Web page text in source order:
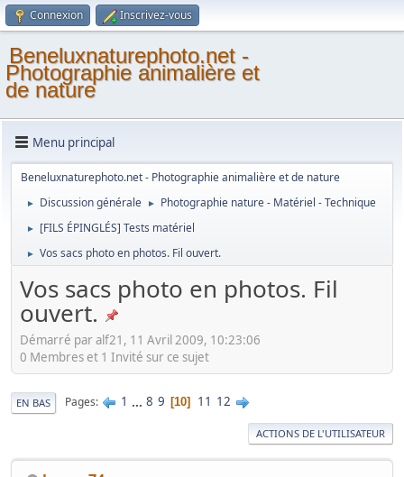
Connexion Inscrivez-vous
Beneluxnaturephoto.net -
Photographie animalière et
de nature
Menu principal
Beneluxnaturephoto.net - Photographie animalière et de nature
► Discussion générale ► Photographie nature - Matériel - Technique
► [FILS ÉPINGLÉS] Tests matériel
► Vos sacs photo en photos. Fil ouvert.
Vos sacs photo en photos. Fil
ouvert.
Démarré par alf21, 11 Avril 2009, 10:23:06
0 Membres et 1 Invité sur ce sujet
EN BAS Pages 1 ... 8 9 10 11 12
ACTIONS DE L'UTILISATEUR